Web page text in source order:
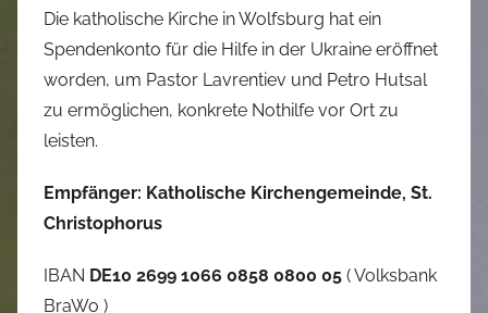
Die katholische Kirche in Wolfsburg hat ein
Spendenkonto für die Hilfe in der Ukraine eröffnet
worden, um Pastor Lavrentiev und Petro Hutsal
zu ermöglichen, konkrete Nothilfe vor Ort zu
leisten.
Empfänger: Katholische Kirchengemeinde, St.
Christophorus
IBAN DE10 2699 1066 0858 0800 05 ( Volksbank
BraWo )